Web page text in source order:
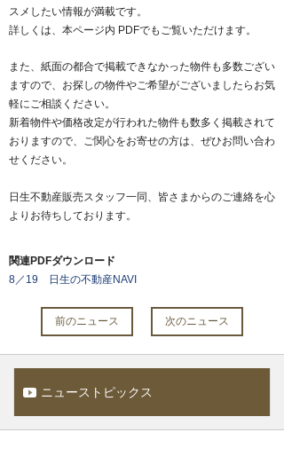
スメしたい情報が満載です。
詳しくは、本ページ内 PDFでもご覧いただけます。
また、紙面の都合で掲載できなかった物件も多数ござい
ますので、お探しの物件やご希望がございましたらお気
軽にご相談ください。
新着物件や価格改定が行われた物件も数多く掲載されて
おりますので、ご関心をお寄せの方は、ぜひお問い合わ
せください。
日生不動産販売スタッフ一同、皆さまからのご連絡を心
よりお待ちしております。
関連PDFダウンロード
8／19 日生の不動産NAVI
前のニュース 次のニュース
ニューストピックス